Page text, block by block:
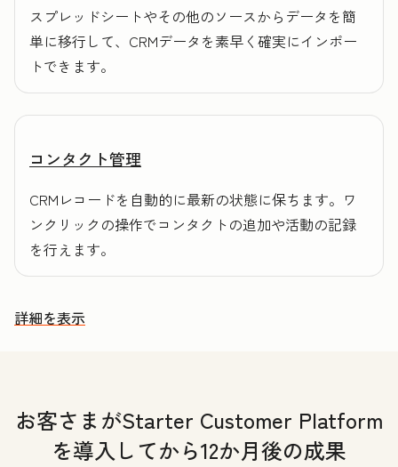
スプレッドシートやその他のソースからデータを簡
単に移行して、CRMデータを素早く確実にインポー
トできます。
コンタクト管理
CRMレコードを自動的に最新の状態に保ちます。ワ
ンクリックの操作でコンタクトの追加や活動の記録
を行えます。
詳細を表示
その他の機能を確認する
お客さまがStarter Customer Platform
を導入してから12か月後の成果